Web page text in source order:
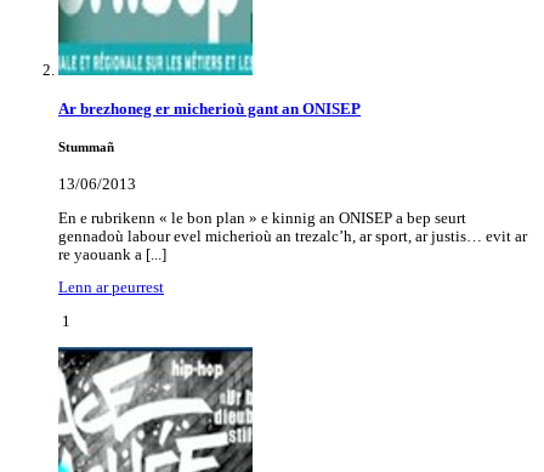
Ar brezhoneg er micherioù gant an ONISEP
Stummañ
13/06/2013
En e rubrikenn « le bon plan » e kinnig an ONISEP a bep seurt
gennadoù labour evel micherioù an trezalc’h, ar sport, ar justis… evit ar
re yaouank a [...]
Lenn ar peurrest
1